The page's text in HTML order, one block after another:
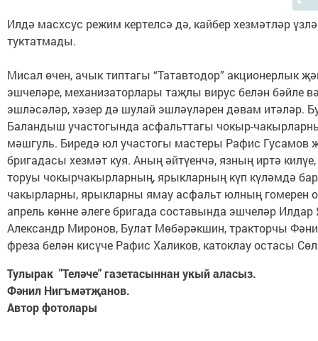
Илдә масхсус режим кертелсә дә, кайбер хезмәтләр
туктатмады.
Мисал өчен, ачык типтагы “Татавтодор” акционерлык
эшчеләре, механизаторлары таҗлы вирус белән бәйле
эшләсәләр, хәзер дә шулай эшләүләрен дәвам итәләр.
Баландыш участогында асфальттагы чокыр-
мәшгуль. Биредә юл участогы мастеры Рафис Гусамов
бригадасы хезмәт куя. Аның әйтүенчә, язның иртә
торуы чокырчакырларның, ярыкларның күп күләмдә
чакырларны, ярыкларны ямау асфальт юлның гомерен
апрель көнне әлеге бригада составында эшчеләр
Александр Миронов, Булат Мөбәрәкшин, тракторчы
фреза белән кисүче Рафис Халиков, катоклау остасы
Тулырак "Теләче" газетасыннан укый аласыз.
Фәнил Нигъмәтҗанов.
Автор фотолары